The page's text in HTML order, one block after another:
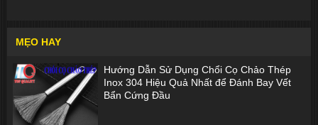
MẸO HAY
Hướng Dẫn Sử Dụng Chổi Cọ Chảo Thép
Inox 304 Hiệu Quả Nhất để Đánh Bay Vết
Bẩn Cứng Đầu